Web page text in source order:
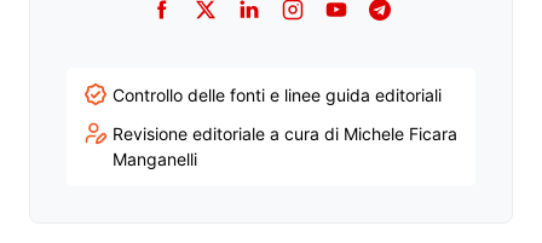
Facebook
TwitterLinkedInInstagram
YouTubeTelegram
Controllo delle fonti e linee guida editoriali
Revisione editoriale a cura di Michele Ficara
Manganelli